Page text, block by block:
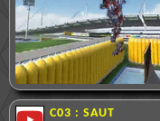
C03 : SAUT